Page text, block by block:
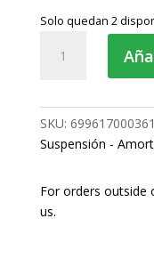
Solo quedan 2
Amortiguador
cabina
SKU:
Suspensión -
For orders outside
us.